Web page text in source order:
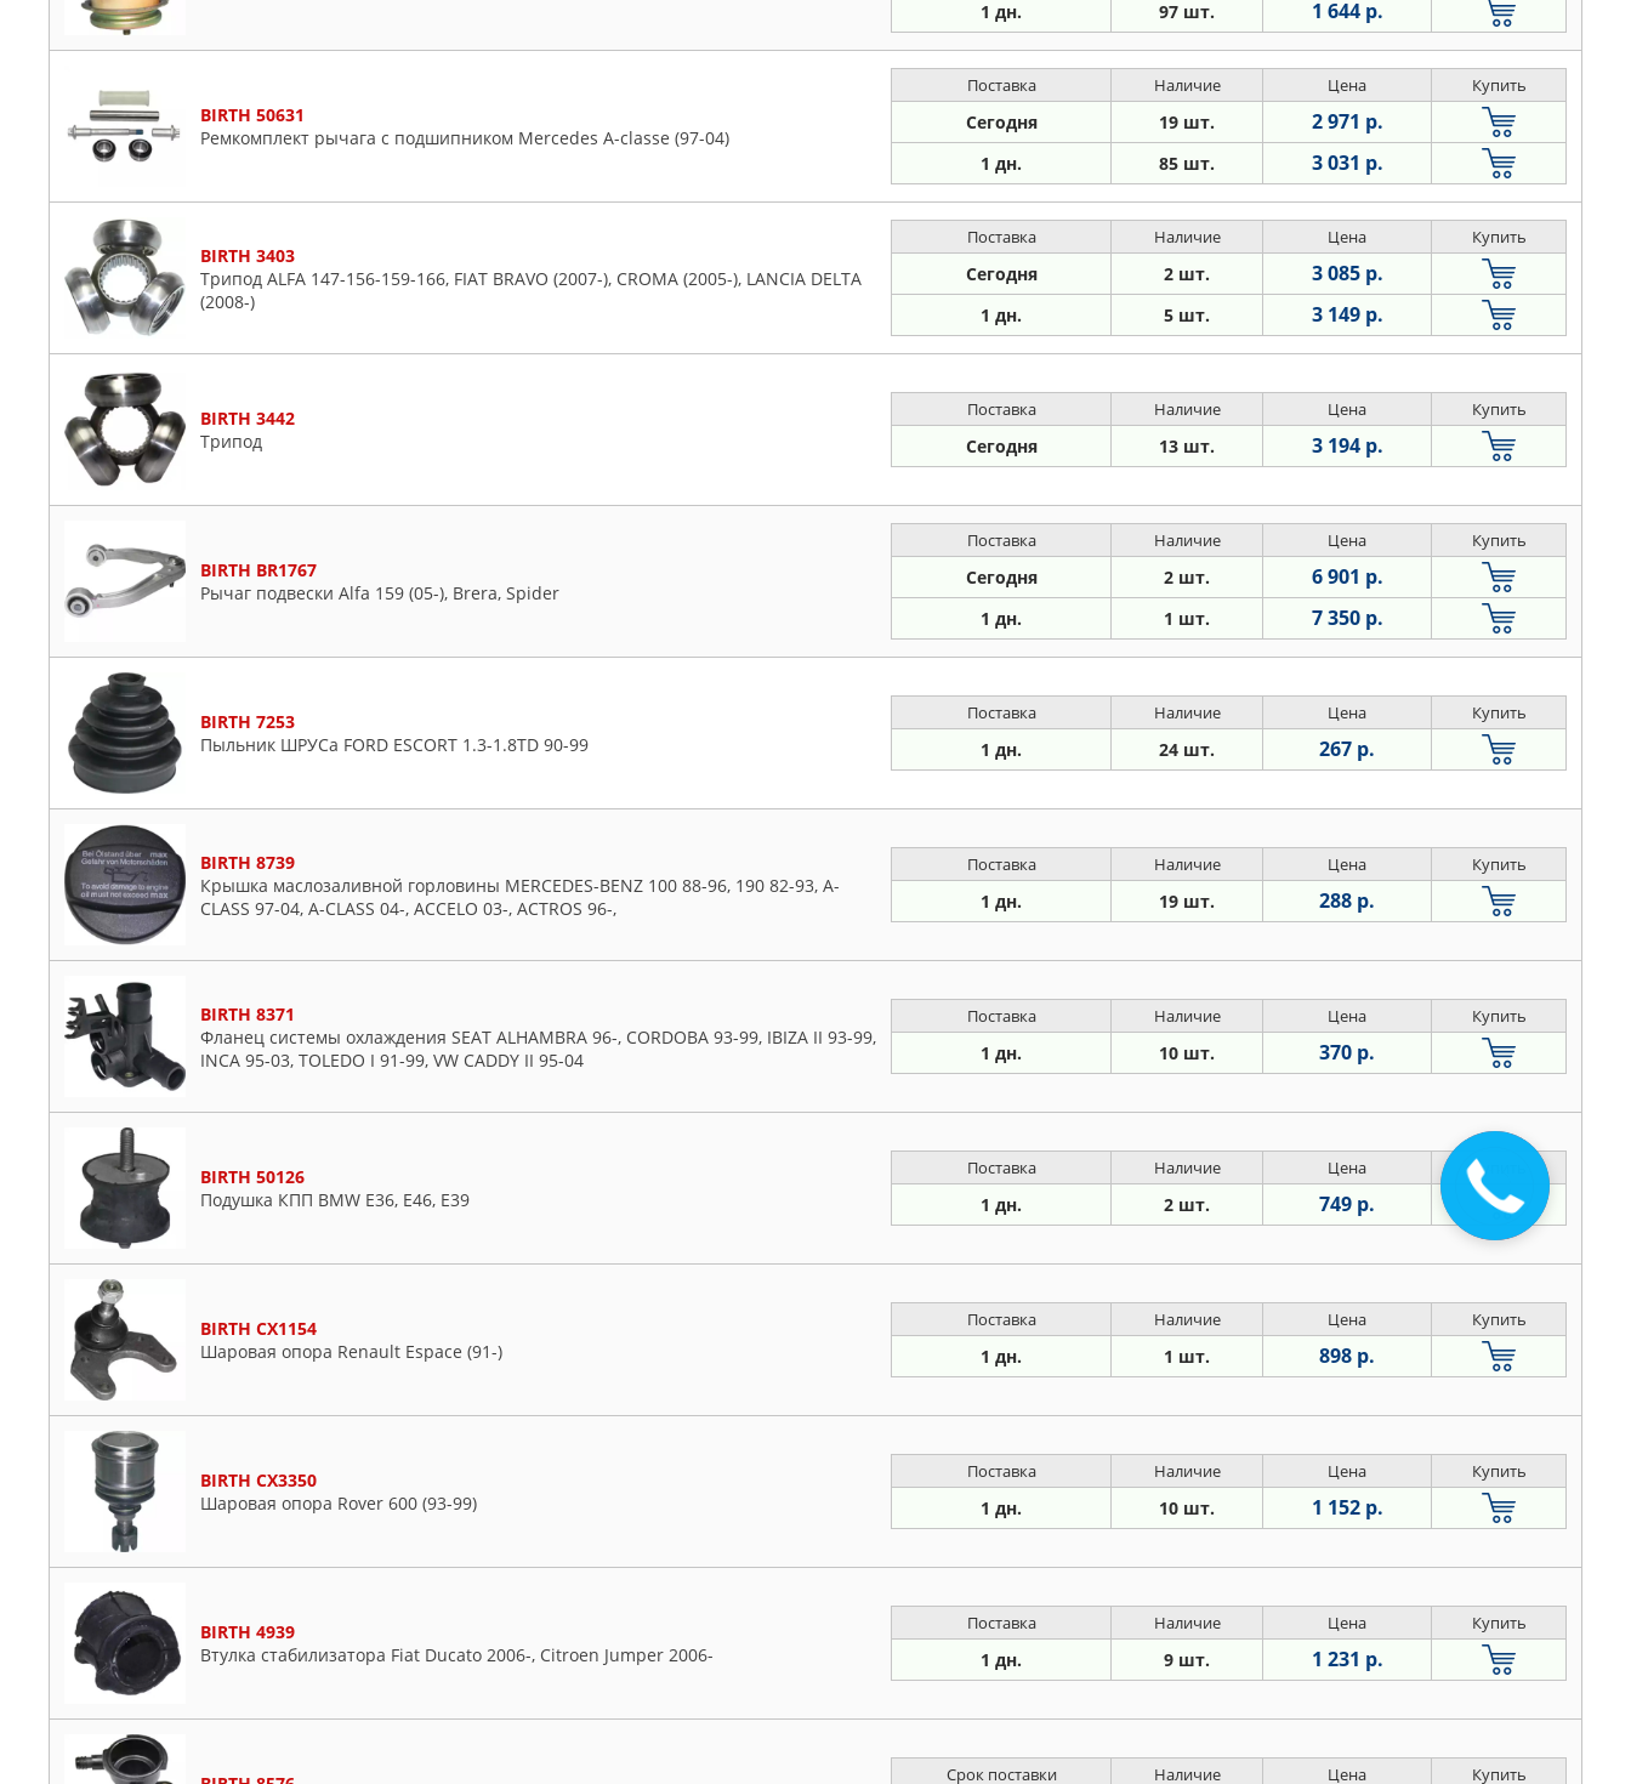
1 дн. 97 шт. 1 644 р.
BIRTH 50631
Ремкомплект рычага с подшипником Mercedes A-classe (97-04)
Поставка Наличие Цена Купить
Сегодня 19 шт. 2 971 р.
1 дн. 85 шт. 3 031 р.
BIRTH 3403
Трипод ALFA 147-156-159-166, FIAT BRAVO (2007-), CROMA (2005-), LANCIA DELTA
(2008-)
Поставка Наличие Цена Купить
Сегодня 2 шт. 3 085 р.
1 дн. 5 шт. 3 149 р.
BIRTH 3442
Трипод
Поставка Наличие Цена Купить
Сегодня 13 шт. 3 194 р.
BIRTH BR1767
Рычаг подвески Alfa 159 (05-), Brera, Spider
Поставка Наличие Цена Купить
Сегодня 2 шт. 6 901 р.
1 дн. 1 шт. 7 350 р.
BIRTH 7253
Пыльник ШРУСа FORD ESCORT 1.3-1.8TD 90-99
Поставка Наличие Цена Купить
1 дн. 24 шт. 267 р.
BIRTH 8739
Крышка маслозаливной горловины MERCEDES-BENZ 100 88-96, 190 82-93, A-
CLASS 97-04, A-CLASS 04-, ACCELO 03-, ACTROS 96-,
Поставка Наличие Цена Купить
1 дн. 19 шт. 288 р.
BIRTH 8371
Фланец системы охлаждения SEAT ALHAMBRA 96-, CORDOBA 93-99, IBIZA II 93-99,
INCA 95-03, TOLEDO I 91-99, VW CADDY II 95-04
Поставка Наличие Цена Купить
1 дн. 10 шт. 370 р.
BIRTH 50126
Подушка КПП BMW E36, E46, E39
Поставка Наличие Цена Купить
1 дн. 2 шт. 749 р.
BIRTH CX1154
Шаровая опора Renault Espace (91-)
Поставка Наличие Цена Купить
1 дн. 1 шт. 898 р.
BIRTH CX3350
Шаровая опора Rover 600 (93-99)
Поставка Наличие Цена Купить
1 дн. 10 шт. 1 152 р.
BIRTH 4939
Втулка стабилизатора Fiat Ducato 2006-, Citroen Jumper 2006-
Поставка Наличие Цена Купить
1 дн. 9 шт. 1 231 р.
Срок поставки Наличие Цена Купить
Закажите
звонок